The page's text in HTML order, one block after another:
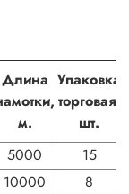
Длина
м.
Упаковка
торговая,
шт.
5000
15
10000
8